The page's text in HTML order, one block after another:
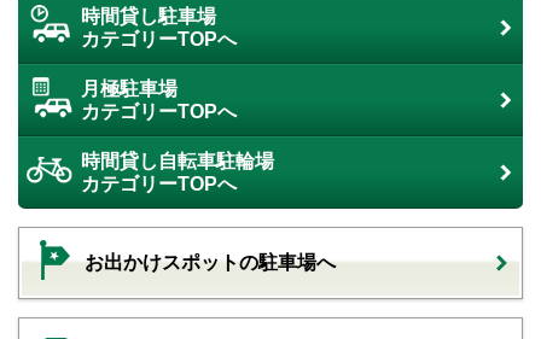
時間貸し駐車場
カテゴリーTOPへ
月極駐車場
カテゴリーTOPへ
時間貸し自転車駐輪場
カテゴリーTOPへ
お出かけスポットの駐車場へ